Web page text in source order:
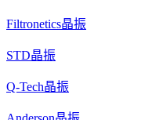
Filtronetics晶振
STD晶振
Q-Tech晶振